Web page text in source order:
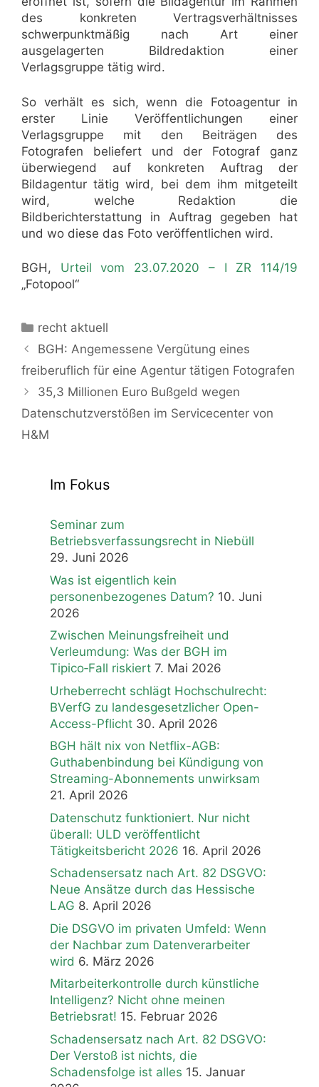
des konkreten Vertragsverhältnisses
schwerpunktmäßig nach Art einer
ausgelagerten Bildredaktion einer
Verlagsgruppe tätig wird.
So verhält es sich, wenn die Fotoagentur in
erster Linie Veröffentlichungen einer
Verlagsgruppe mit den Beiträgen des
Fotografen beliefert und der Fotograf ganz
überwiegend auf konkreten Auftrag der
Bildagentur tätig wird, bei dem ihm mitgeteilt
wird, welche Redaktion die
Bildberichterstattung in Auftrag gegeben hat
und wo diese das Foto veröffentlichen wird.
BGH, Urteil vom 23.07.2020 – I ZR 114/19
„Fotopool“
Kategorien
recht aktuell
BGH: Angemessene Vergütung eines
freiberuflich für eine Agentur tätigen Fotografen
35,3 Millionen Euro Bußgeld wegen
Datenschutzverstößen im Servicecenter von
H&M
Im Fokus
Seminar zum
Betriebsverfassungsrecht in Niebüll
29. Juni 2026
Was ist eigentlich kein
personenbezogenes Datum? 10. Juni
2026
Zwischen Meinungsfreiheit und
Verleumdung: Was der BGH im
Tipico‑Fall riskiert 7. Mai 2026
Urheberrecht schlägt Hochschulrecht:
BVerfG zu landesgesetzlicher Open-
Access-Pflicht 30. April 2026
BGH hält nix von Netflix-AGB:
Guthabenbindung bei Kündigung von
Streaming-Abonnements unwirksam
21. April 2026
Datenschutz funktioniert. Nur nicht
überall: ULD veröffentlicht
Tätigkeitsbericht 2026 16. April 2026
Schadensersatz nach Art. 82 DSGVO:
Neue Ansätze durch das Hessische
LAG 8. April 2026
Die DSGVO im privaten Umfeld: Wenn
der Nachbar zum Datenverarbeiter
wird 6. März 2026
Mitarbeiterkontrolle durch künstliche
Intelligenz? Nicht ohne meinen
Betriebsrat! 15. Februar 2026
Schadensersatz nach Art. 82 DSGVO:
Der Verstoß ist nichts, die
Schadensfolge ist alles 15. Januar